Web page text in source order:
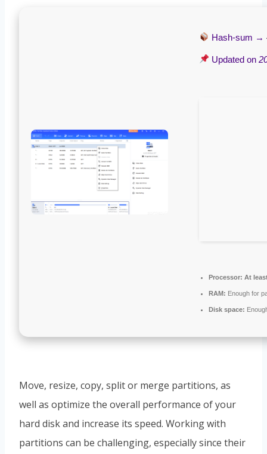
Hash-sum →
Updated on
Processor: At
RAM: Enough for
Disk space:
Move, resize, copy, split or merge partitions, as
well as optimize the overall performance of your
hard disk and increase its speed. Working with
partitions can be challenging, especially since their